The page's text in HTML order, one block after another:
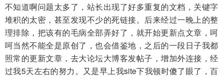
不知道啊问题太多了，站长出现了好多重复的文档，关键字
堆积的太密，甚至发现不少的死链接。后来经过一晚上的整
理排除，把该有的毛病全部弄好了，就开始更新点文章，呵
呵当然不能全是原创了，也会借鉴地，之后的一段日子我都
照常的更新文章，去大论坛大博客发帖子，增加外连接，经
过我5天左右的努力。又是早上我site下我顿时傻了眼了，百